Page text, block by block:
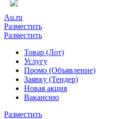
Au.ru
Разместить
Разместить
Товар (Лот)
Услугу
Промо (Объявление)
Заявку (Тендер)
Новая акция
Вакансию
Разместить